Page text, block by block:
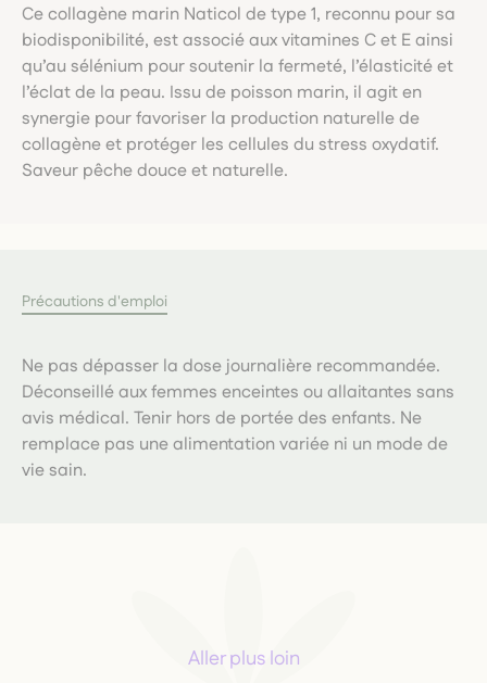
Ce collagène marin Naticol de type 1, reconnu pour sa
biodisponibilité, est associé aux vitamines C et E ainsi
qu’au sélénium pour soutenir la fermeté, l’élasticité et
l’éclat de la peau. Issu de poisson marin, il agit en
synergie pour favoriser la production naturelle de
collagène et protéger les cellules du stress oxydatif.
Saveur pêche douce et naturelle.
Précautions d'emploi
Ne pas dépasser la dose journalière recommandée.
Déconseillé aux femmes enceintes ou allaitantes sans
avis médical. Tenir hors de portée des enfants. Ne
remplace pas une alimentation variée ni un mode de
vie sain.
Aller plus loin